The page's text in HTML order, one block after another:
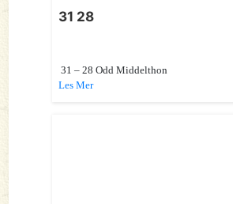
31 28
31 – 28 Odd Middelthon
Les Mer